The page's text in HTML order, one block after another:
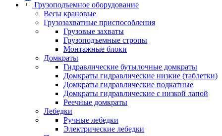
Грузоподъемное оборудование
Весы крановые
Грузозахватные приспособления
Грузовые захваты
Грузоподъемные стропы
Монтажные блоки
Домкраты
Гидравлические бутылочные домкраты
Домкраты гидравлические низкие (таблетки)
Домкраты гидравлические подкатные
Домкраты гидравлические с низкой лапой
Реечные домкраты
Лебедки
Ручные лебедки
Электрические лебедки